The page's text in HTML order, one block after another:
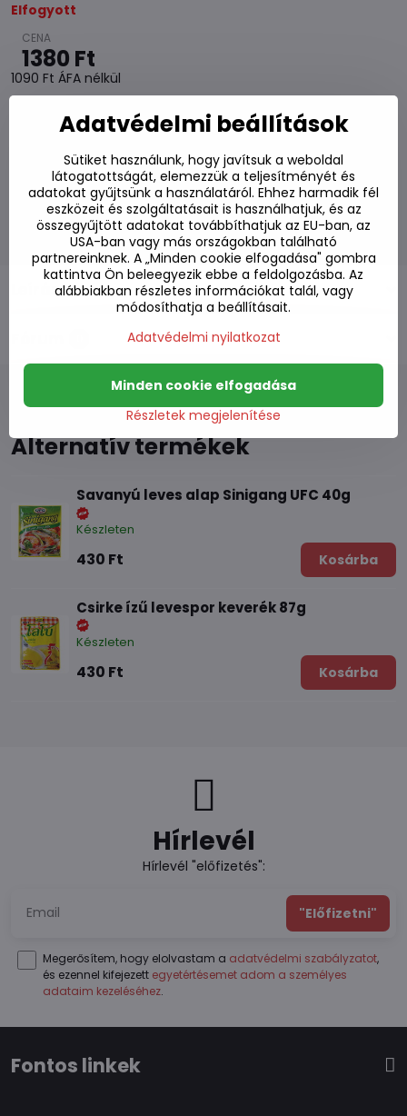
Elfogyott
1380 Ft
1090 Ft ÁFA nélkül
Hozzáadás a kedvencekhez
Watchdog
Kézbesítés
Raktározási szám:S7#SK#410027#1
Gyártó:MINH HA Foods
Leírás
Alternatív termékek
Savanyú leves alap Sinigang UFC 40g
Készleten
430 Ft Kosárba
Csirke ízű levespor keverék 87g
Készleten
430 Ft Kosárba
Hírlevél
Hírlevél "előfizetés":
"Előfizetni"
Megerősítem, hogy elolvastam a adatvédelmi szabályzatot,
és ezennel kifejezett egyetértésemet adom a személyes
adataim kezeléséhez.
Fontos linkek
Adatvédelmi beállítások
Sütiket használunk, hogy javítsuk a weboldal
látogatottságát, elemezzük a teljesítményét és
adatokat gyűjtsünk a használatáról. Ehhez harmadik fél
eszközeit és szolgáltatásait is használhatjuk, és az
összegyűjtött adatokat továbbíthatjuk az EU-ban, az
USA-ban vagy más országokban található
partnereinknek. A „Minden cookie elfogadása" gombra
kattintva Ön beleegyezik ebbe a feldolgozásba. Az
alábbiakban részletes információkat talál, vagy
módosíthatja a beállításait.
Adatvédelmi nyilatkozat
Részletek megjelenítése
Minden cookie elfogadása